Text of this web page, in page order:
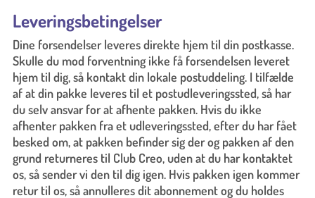
Leveringsbetingelser
Dine forsendelser leveres direkte hjem til din postkasse.
Skulle du mod forventning ikke få forsendelsen leveret
hjem til dig, så kontakt din lokale postuddeling. I tilfælde
af at din pakke leveres til et postudleveringssted, så har
du selv ansvar for at afhente pakken. Hvis du ikke
afhenter pakken fra et udleveringssted, efter du har fået
besked om, at pakken befinder sig der og pakken af den
grund returneres til Club Creo, uden at du har kontaktet
os, så sender vi den til dig igen. Hvis pakken igen kommer
retur til os, så annulleres dit abonnement og du holdes